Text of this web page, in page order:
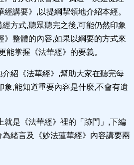
講要》,以提綱挈領地介紹本經。
方式,聽眾聽完之後,可能仍然印象
》整體的內容,如果以綱要的方式來
能掌握《法華經》的要義。
紹《法華經》,幫助大家在聽完每
象,能知道重要內容是什麼,不會有遺
就是《法華經》裡的「跡門」,下編
緒言及《妙法蓮華經》內容講要兩